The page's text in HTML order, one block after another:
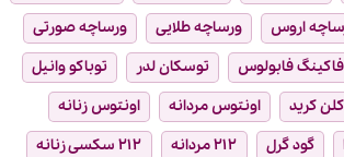
اروس ورساچه طلایی
ورساچه صورتی
فاکینگ فابولوس توسکان لدر
توباکو وانیل
کرید اونتوس مردانه
اونتوس زنانه
گود گرل ۲۱۲ مردانه
۲۱۲ سکسی زنانه